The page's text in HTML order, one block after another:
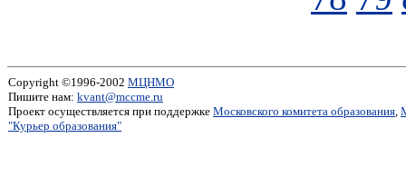
Copyright ©1996-2002 МЦНМО
Пишите нам: kvant@mccme.ru
Проект осуществляется при поддержке Московского комитета образования,
"Курьер образования"